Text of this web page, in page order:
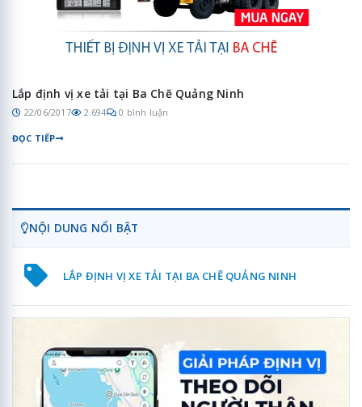
Lắp định vị xe tải tại Ba Chẽ Quảng Ninh
22/06/2017 2.694 0 bình luận
ĐỌC TIẾP
NỘI DUNG NỔI BẬT
LẮP ĐỊNH VỊ XE TẢI TẠI BA CHẼ QUẢNG NINH